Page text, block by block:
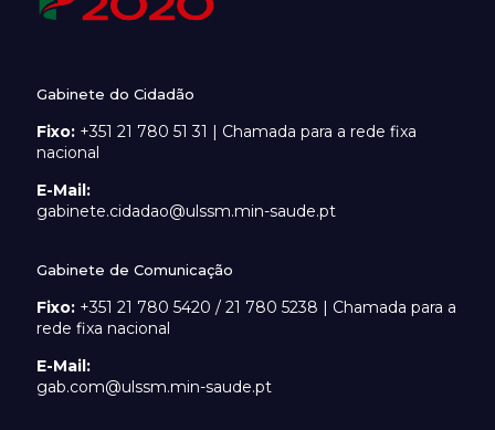
Gabinete do Cidadão
Fixo: +351 21 780 51 31 | Chamada para a rede fixa
nacional
E-Mail:
gabinete.cidadao@ulssm.min-saude.pt
Gabinete de Comunicação
Fixo: +351 21 780 5420 / 21 780 5238 | Chamada para a
rede fixa nacional
E-Mail:
gab.com@ulssm.min-saude.pt